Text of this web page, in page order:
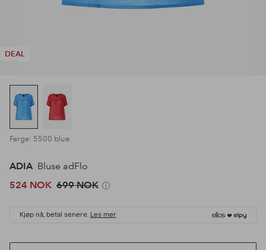
DEAL
Farge: 5500 blue
ADIA Bluse adFlo
524 NOK 699 NOK
Kjøp nå, betal senere. Les mer